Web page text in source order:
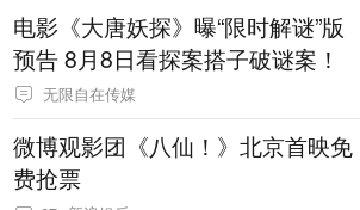
电影《大唐妖探》曝“限时解谜”版
预告 8月8日看探案搭子破谜案！
无限自在传媒
微博观影团《八仙！》北京首映免
费抢票